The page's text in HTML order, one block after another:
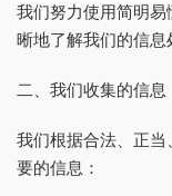
我们努力使用简明
晰地了解我们的信息
二、我们收集的信息
我们根据合法、正
要的信息：